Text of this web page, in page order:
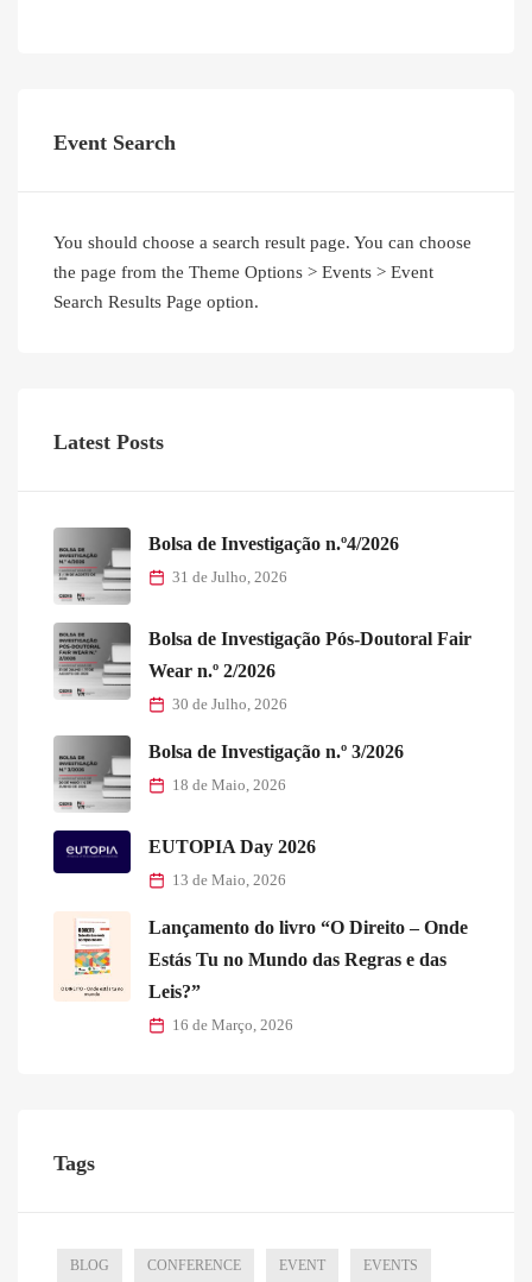
Event Search
You should choose a search result page. You can choose
the page from the Theme Options > Events > Event
Search Results Page option.
Latest Posts
Bolsa de Investigação n.º4/2026
31 de Julho, 2026
Bolsa de Investigação Pós-Doutoral Fair
Wear n.º 2/2026
30 de Julho, 2026
Bolsa de Investigação n.º 3/2026
18 de Maio, 2026
EUTOPIA Day 2026
13 de Maio, 2026
Lançamento do livro “O Direito – Onde
Estás Tu no Mundo das Regras e das
Leis?”
16 de Março, 2026
Tags
BLOG CONFERENCE EVENT EVENTS